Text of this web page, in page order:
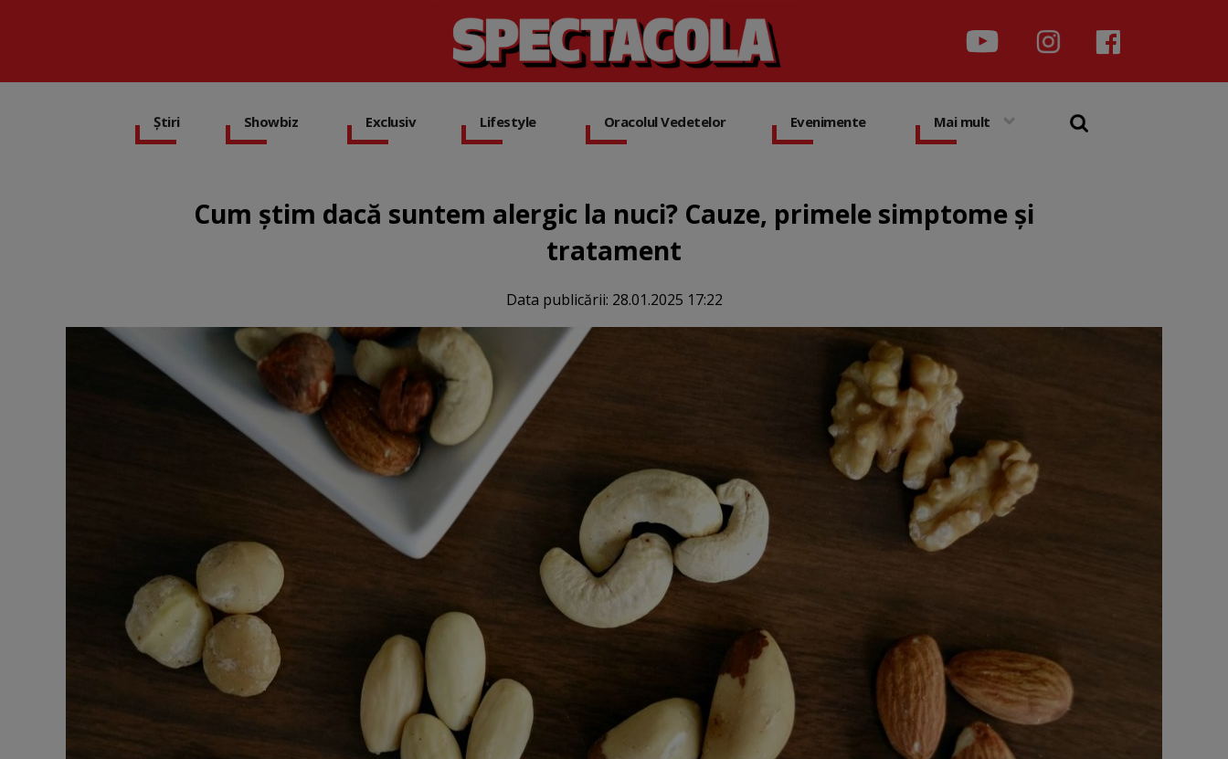
Știri Showbiz Exclusiv Lifestyle Oracolul Vedetelor Evenimente Mai mult
Cum știm dacă suntem alergic la nuci? Cauze, primele simptome și
tratament
Data publicării: 28.01.2025 17:22